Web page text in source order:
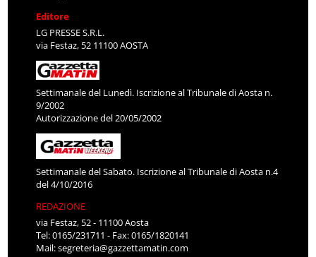
Editore
LG PRESSE S.R.L.
via Festaz, 52 11100 AOSTA
Settimanale del Lunedì. Iscrizione al Tribunale di Aosta n.
9/2002
Autorizzazione del 20/05/2002
Settimanale del Sabato. Iscrizione al Tribunale di Aosta n.4
del 4/10/2016
REDAZIONE
via Festaz, 52 - 11100 Aosta
Tel: 0165/231711 - Fax: 0165/1820141
Mail:segreteria@gazzettamatin.com